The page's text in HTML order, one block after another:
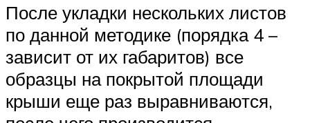
После укладки нескольких листов
по данной методике (порядка 4 –
зависит от их габаритов) все
образцы на покрытой площади
крыши еще раз выравниваются,